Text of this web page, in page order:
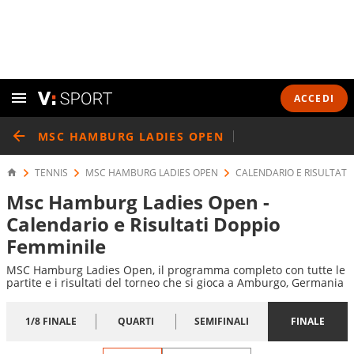
ACCEDI
MSC HAMBURG LADIES OPEN
TENNIS MSC HAMBURG LADIES OPEN CALENDARIO E
Msc Hamburg Ladies Open -
Calendario e Risultati Doppio
Femminile
MSC Hamburg Ladies Open, il programma completo con tutte le
partite e i risultati del torneo che si gioca a Amburgo, Germania
1/8 FINALE QUARTI SEMIFINALI FINALE